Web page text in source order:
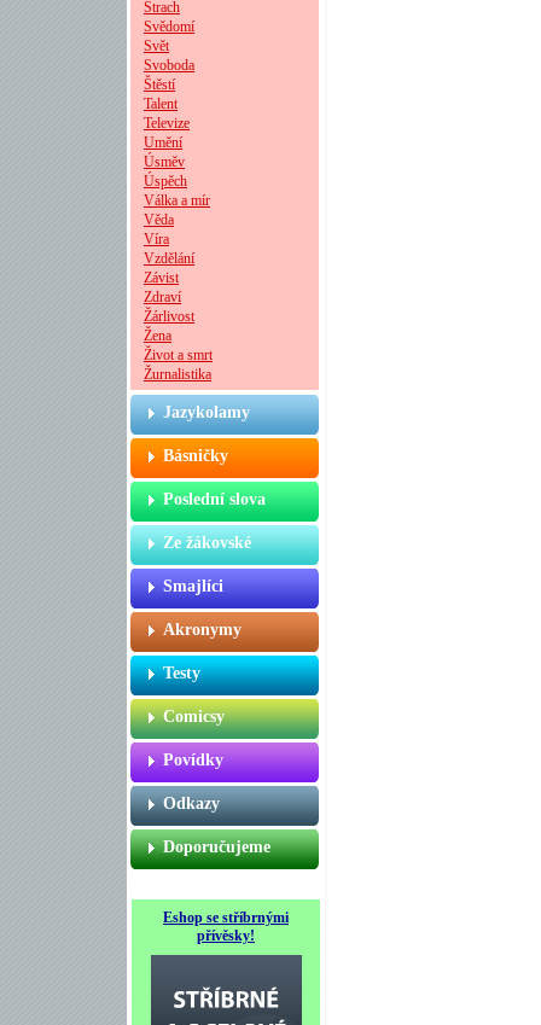
Strach
Svědomí
Svět
Svoboda
Štěstí
Talent
Televize
Umění
Úsměv
Úspěch
Válka a mír
Věda
Víra
Vzdělání
Závist
Zdraví
Žárlivost
Žena
Život a smrt
Žurnalistika
Jazykolamy
Básničky
Poslední slova
Ze žákovské
Smajlíci
Akronymy
Testy
Comicsy
Povídky
Odkazy
Doporučujeme
Eshop se stříbrnými
přívěsky!